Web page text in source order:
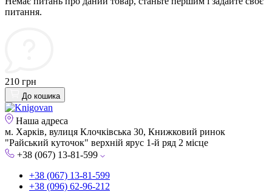
питання.
210 грн
До кошика
Наша адреса
м. Харків, вулиця Клочківська 30, Книжковий ринок
"Райський куточок" верхній ярус 1-й ряд 2 місце
+38 (067) 13-81-599
+38 (067) 13-81-599
+38 (096) 62-96-212